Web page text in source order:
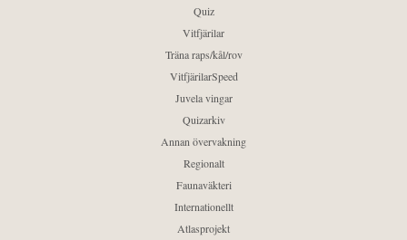
Quiz
Vitfjärilar
Träna raps/kål/rov
VitfjärilarSpeed
Juvela vingar
Quizarkiv
Annan övervakning
Regionalt
Faunaväkteri
Internationellt
Atlasprojekt